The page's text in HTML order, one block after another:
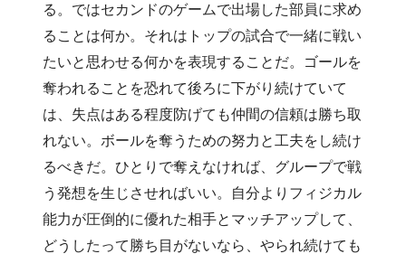
る。ではセカンドのゲームで出場した部員に求め
ることは何か。それはトップの試合で一緒に戦い
たいと思わせる何かを表現することだ。ゴールを
奪われることを恐れて後ろに下がり続けていて
は、失点はある程度防げても仲間の信頼は勝ち取
れない。ボールを奪うための努力と工夫をし続け
るべきだ。ひとりで奪えなければ、グループで戦
う発想を生じさせればいい。自分よりフィジカル
能力が圧倒的に優れた相手とマッチアップして、
どうしたって勝ち目がないなら、やられ続けても